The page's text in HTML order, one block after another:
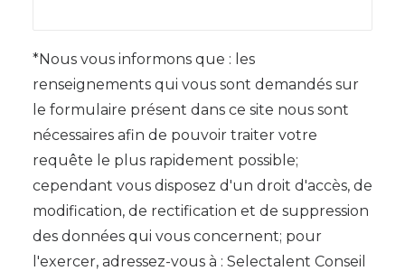
*Nous vous informons que : les
renseignements qui vous sont demandés sur
le formulaire présent dans ce site nous sont
nécessaires afin de pouvoir traiter votre
requête le plus rapidement possible;
cependant vous disposez d'un droit d'accès, de
modification, de rectification et de suppression
des données qui vous concernent; pour
l'exercer, adressez-vous à : Selectalent Conseil